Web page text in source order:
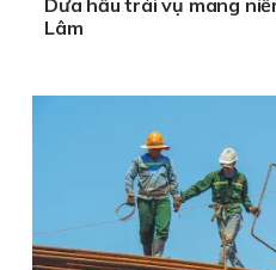
Dưa hấu trái vụ mang
Lâm